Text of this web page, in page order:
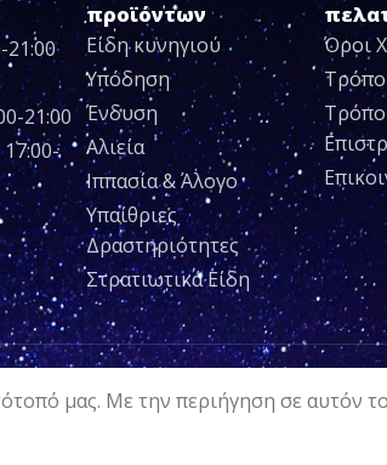
21:00
21:00
προϊόντων
Είδη κυνηγιού
Υπόδηση
Ένδυση
Αλιεία
Ιππασία & Άλογο
Υπαίθριες
Δραστηριότητες
Στρατιωτικά Είδη
Όροι
μας. Με την περιήγηση σε αυτόν